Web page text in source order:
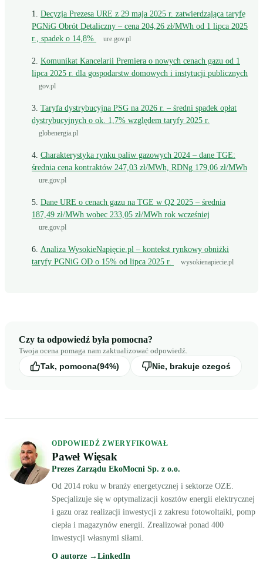
Decyzja Prezesa URE z 29 maja 2025 r. zatwierdzająca taryfę
PGNiG Obrót Detaliczny – cena 204,26 zł/MWh od 1 lipca 2025
r., spadek o 14,8%
ure.gov.pl
Komunikat Kancelarii Premiera o nowych cenach gazu od 1
lipca 2025 r. dla gospodarstw domowych i instytucji publicznych
gov.pl
Taryfa dystrybucyjna PSG na 2026 r. – średni spadek opłat
dystrybucyjnych o ok. 1,7% względem taryfy 2025 r.
globenergia.pl
Charakterystyka rynku paliw gazowych 2024 – dane TGE:
średnia cena kontraktów 247,03 zł/MWh, RDNg 179,06 zł/MWh
ure.gov.pl
Dane URE o cenach gazu na TGE w Q2 2025 – średnia
187,49 zł/MWh wobec 233,05 zł/MWh rok wcześniej
ure.gov.pl
Analiza WysokieNapięcie.pl – kontekst rynkowy obniżki
taryfy PGNiG OD o 15% od lipca 2025 r.
wysokienapiecie.pl
Czy ta odpowiedź była pomocna?
Twoja ocena pomaga nam zaktualizować odpowiedź.
Tak, pomocna(94%) Nie, brakuje czegoś
ODPOWIEDŹ ZWERYFIKOWAŁ
Paweł Więsak
Prezes Zarządu EkoMocni Sp. z o.o.
Od 2014 roku w branży energetycznej i sektorze OZE.
Specjalizuje się w optymalizacji kosztów energii elektrycznej
i gazu oraz realizacji inwestycji z zakresu fotowoltaiki, pomp
ciepła i magazynów energii. Zrealizował ponad 400
inwestycji własnymi siłami.
O autorze → LinkedIn